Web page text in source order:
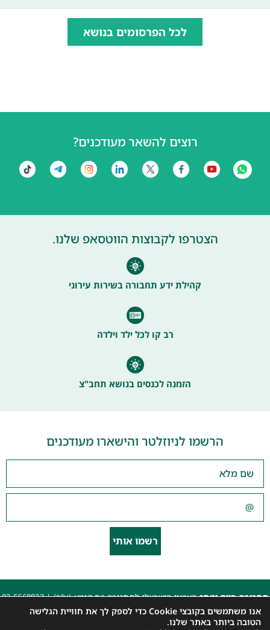
לכל הפרסומים בנושא
רוצים להשאר מעודכנים?
הצטרפו לקבוצות הווטסאפ שלנו.
קהילת ידע תחבורה בשירות עירוני
רב קו לכל ילד וילדה
הזמנה לכנסים בנושא תחב"צ
הרשמו לניוזלטר והישארו מעודכנים
רשמו אותי
תחבורה היום ומחרהארגון הישראלי לתחבורה בת קימא (ע"ר) |03-5660823
|
beyarok@gmail.com
כל הזכויות שמורות 2025 | הצהרת נגישות האתר
אנו משתמשים בקובצי Cookie כדי לספק לך את חוויית הגלישה
הטובה ביותר באתר שלנו.